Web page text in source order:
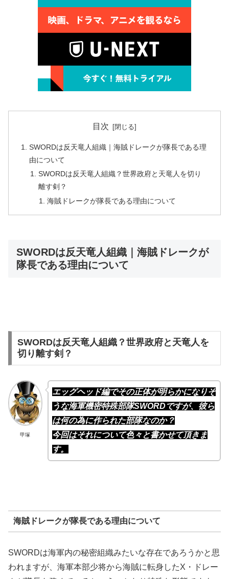
目次
SWORDは反天竜人組織｜海賊ドレークが隊長である理
由について
SWORDは反天竜人組織？世界政府と天竜人を切り
離す剣？
海賊ドレークが隊長である理由について
SWORDは反天竜人組織｜海賊ドレークが
隊長である理由について
SWORDは反天竜人組織？世界政府と天竜人を
切り離す剣？
甲塚
エッグヘッド編でその正体が明らかになりそ
うな海軍機密特殊部隊SWORDですが、彼ら
は何の為に作られた部隊なのか？
今回はそれについて色々と書かせて頂きま
す。
海賊ドレークが隊長である理由について
SWORDは海軍内の秘密組織みたいな存在であろうかと思
われますが、海軍本部少将から海賊に転身したX・ドレー